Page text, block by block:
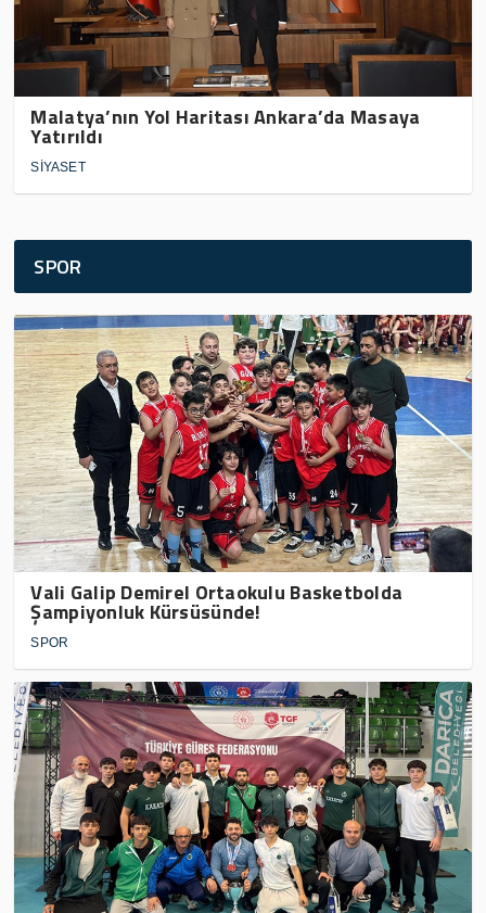
Malatya’nın Yol Haritası Ankara’da Masaya
Yatırıldı
SİYASET
SPOR
Vali Galip Demirel Ortaokulu Basketbolda
Şampiyonluk Kürsüsünde!
SPOR